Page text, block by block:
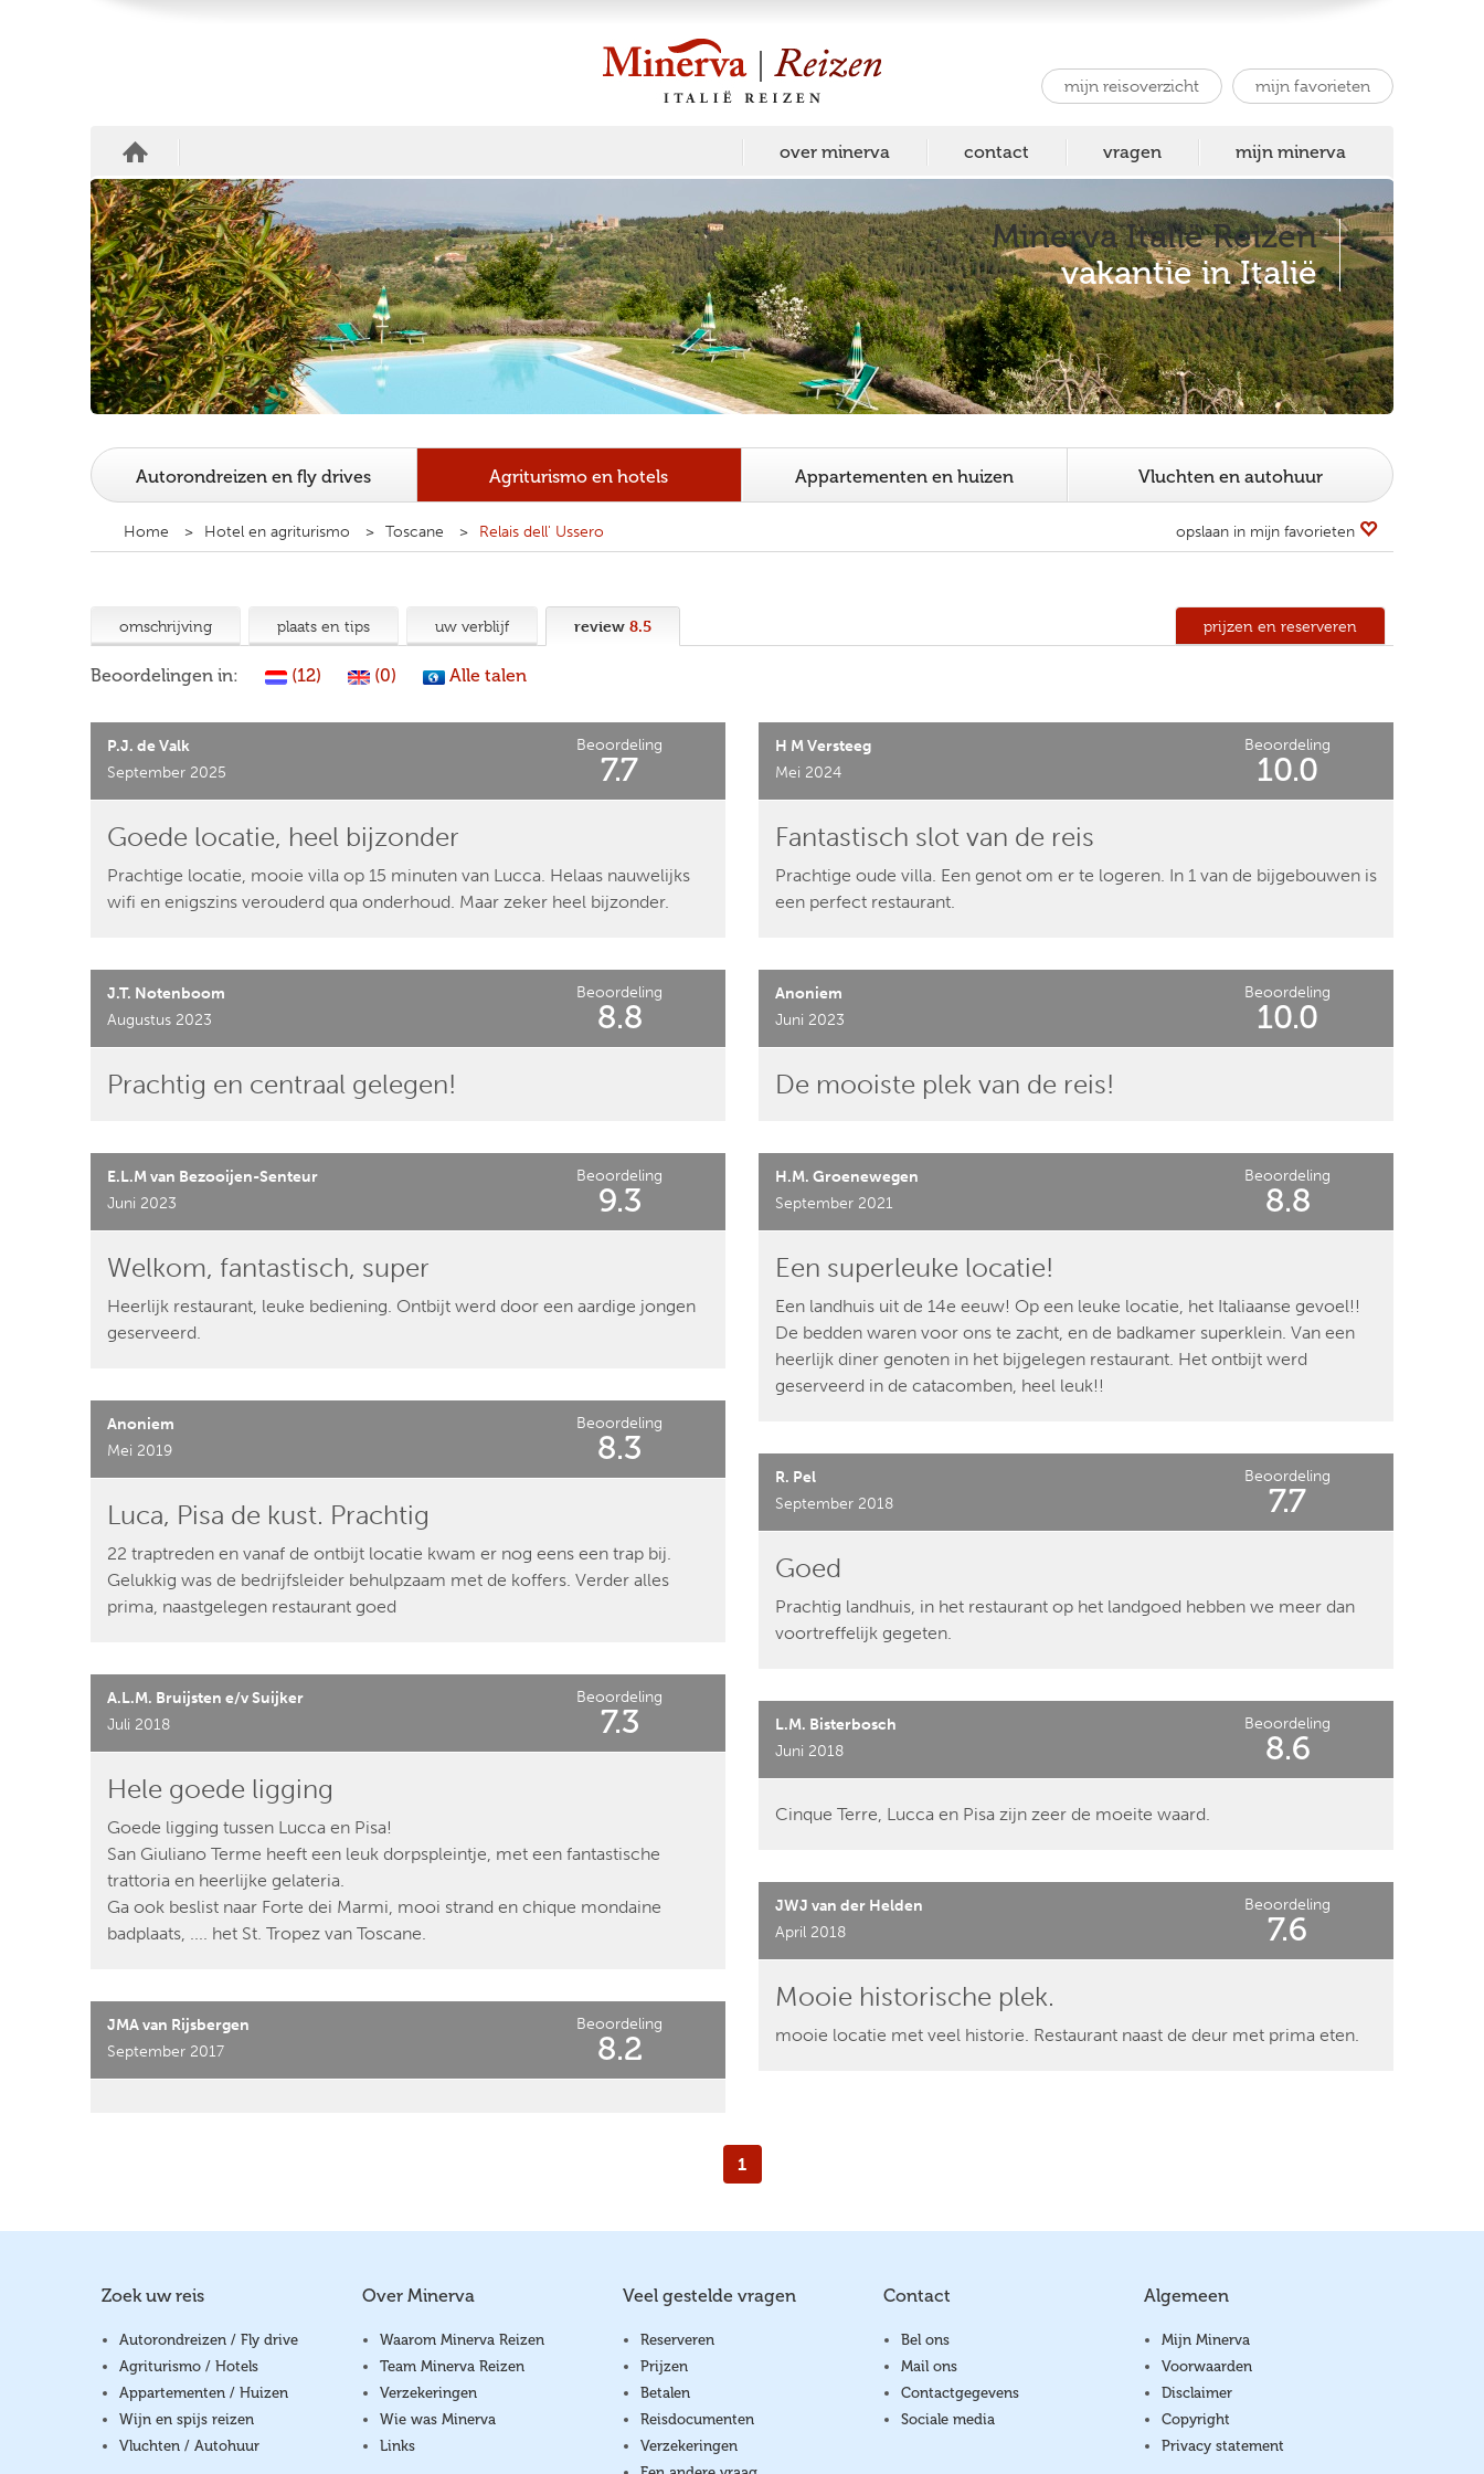
mijn reisoverzicht mijn favorieten
over minerva contact vragen mijn minerva
Minerva Italië Reizen
vakantie in Italië
Autorondreizen en fly drives Agriturismo en hotels Appartementen en huizen Vluchten en autohuur
Home Hotel en agriturismo Toscane Relais dell' Ussero opslaan in mijn favorieten
omschrijving plaats en tips uw verblijf review 8.5 prijzen en reserveren
Beoordelingen in: (12) (0) Alle talen
P.J. de Valk
September 2025
Beoordeling
7.7
Goede locatie, heel bijzonder
Prachtige locatie, mooie villa op 15 minuten van Lucca. Helaas nauwelijks
wifi en enigszins verouderd qua onderhoud. Maar zeker heel bijzonder.
H M Versteeg
Mei 2024
Beoordeling
10.0
Fantastisch slot van de reis
Prachtige oude villa. Een genot om er te logeren. In 1 van de bijgebouwen is
een perfect restaurant.
J.T. Notenboom
Augustus 2023
Beoordeling
8.8
Prachtig en centraal gelegen!
Anoniem
Juni 2023
Beoordeling
10.0
De mooiste plek van de reis!
E.L.M van Bezooijen-Senteur
Juni 2023
Beoordeling
9.3
Welkom, fantastisch, super
Heerlijk restaurant, leuke bediening. Ontbijt werd door een aardige jongen
geserveerd.
H.M. Groenewegen
September 2021
Beoordeling
8.8
Een superleuke locatie!
Een landhuis uit de 14e eeuw! Op een leuke locatie, het Italiaanse gevoel!!
De bedden waren voor ons te zacht, en de badkamer superklein. Van een
heerlijk diner genoten in het bijgelegen restaurant. Het ontbijt werd
geserveerd in de catacomben, heel leuk!!
Anoniem
Mei 2019
Beoordeling
8.3
Luca, Pisa de kust. Prachtig
22 traptreden en vanaf de ontbijt locatie kwam er nog eens een trap bij.
Gelukkig was de bedrijfsleider behulpzaam met de koffers. Verder alles
prima, naastgelegen restaurant goed
R. Pel
September 2018
Beoordeling
7.7
Goed
Prachtig landhuis, in het restaurant op het landgoed hebben we meer dan
voortreffelijk gegeten.
A.L.M. Bruijsten e/v Suijker
Juli 2018
Beoordeling
7.3
Hele goede ligging
Goede ligging tussen Lucca en Pisa!
San Giuliano Terme heeft een leuk dorpspleintje, met een fantastische
trattoria en heerlijke gelateria.
Ga ook beslist naar Forte dei Marmi, mooi strand en chique mondaine
badplaats, .... het St. Tropez van Toscane.
L.M. Bisterbosch
Juni 2018
Beoordeling
8.6
Cinque Terre, Lucca en Pisa zijn zeer de moeite waard.
JWJ van der Helden
April 2018
Beoordeling
7.6
Mooie historische plek.
mooie locatie met veel historie. Restaurant naast de deur met prima eten.
JMA van Rijsbergen
September 2017
Beoordeling
8.2
1
Zoek uw reis
Autorondreizen / Fly drive
Agriturismo / Hotels
Appartementen / Huizen
Wijn en spijs reizen
Vluchten / Autohuur
Over Minerva
Waarom Minerva Reizen
Team Minerva Reizen
Verzekeringen
Wie was Minerva
Links
Veel gestelde vragen
Reserveren
Prijzen
Betalen
Reisdocumenten
Verzekeringen
Contact
Bel ons
Mail ons
Contactgegevens
Sociale media
Algemeen
Mijn Minerva
Voorwaarden
Disclaimer
Copyright
Privacy statement